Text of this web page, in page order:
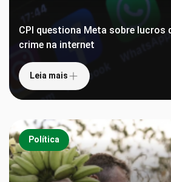
CPI questiona Meta sobre lucros
crime na internet
Leia mais
Política